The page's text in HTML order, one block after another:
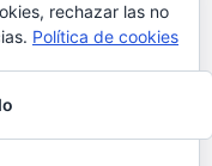
rechazar las no
Política de cookies